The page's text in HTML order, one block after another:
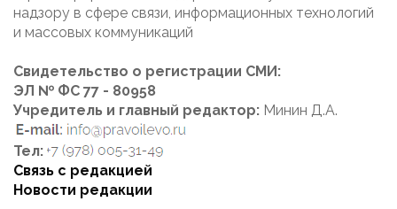
надзору в сфере связи, информационных технологий
и массовых коммуникаций
Свидетельство о регистрации СМИ:
ЭЛ № ФС 77 - 80958
Учредитель и главный редактор: Минин Д.А.
Тел:
Связь с редакцией
Новости редакции